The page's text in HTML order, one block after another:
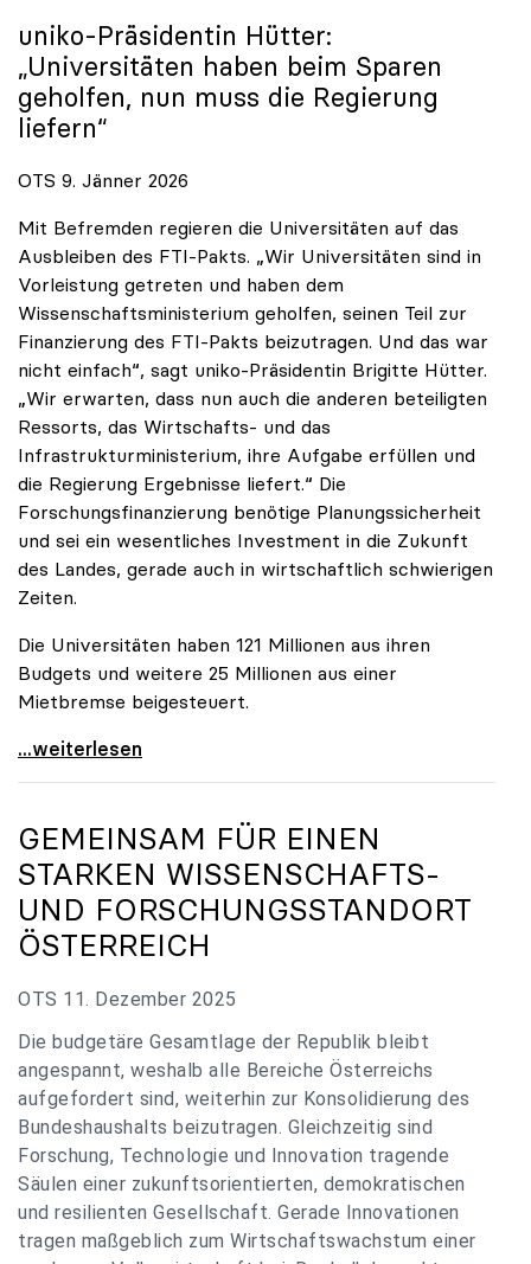
uniko-Präsidentin Hütter:
„Universitäten haben beim Sparen
geholfen, nun muss die Regierung
liefern“
OTS 9. Jänner 2026
Mit Befremden regieren die Universitäten auf das
Ausbleiben des FTI-Pakts. „Wir Universitäten sind in
Vorleistung getreten und haben dem
Wissenschaftsministerium geholfen, seinen Teil zur
Finanzierung des FTI-Pakts beizutragen. Und das war
nicht einfach“, sagt uniko-Präsidentin Brigitte Hütter.
„Wir erwarten, dass nun auch die anderen beteiligten
Ressorts, das Wirtschafts- und das
Infrastrukturministerium, ihre Aufgabe erfüllen und
die Regierung Ergebnisse liefert.“ Die
Forschungsfinanzierung benötige Planungssicherheit
und sei ein wesentliches Investment in die Zukunft
des Landes, gerade auch in wirtschaftlich schwierigen
Zeiten.
Die Universitäten haben 121 Millionen aus ihren
Budgets und weitere 25 Millionen aus einer
Mietbremse beigesteuert.
„Verzögerung unverständlich“: Universitäten
...weiterlesen
GEMEINSAM FÜR EINEN
STARKEN WISSENSCHAFTS-
UND FORSCHUNGSSTANDORT
ÖSTERREICH
OTS 11. Dezember 2025
Die budgetäre Gesamtlage der Republik bleibt
angespannt, weshalb alle Bereiche Österreichs
aufgefordert sind, weiterhin zur Konsolidierung des
Bundeshaushalts beizutragen. Gleichzeitig sind
Forschung, Technologie und Innovation tragende
Säulen einer zukunftsorientierten, demokratischen
und resilienten Gesellschaft. Gerade Innovationen
tragen maßgeblich zum Wirtschaftswachstum einer